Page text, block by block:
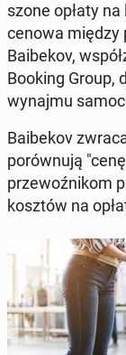
szone opłaty
cenowa między
Baibekov,
Booking Group,
wynajmu
Baibekov
porównu­ją
prze­woźnikom
kosztów na